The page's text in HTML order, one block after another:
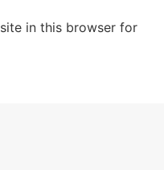
in this browser for